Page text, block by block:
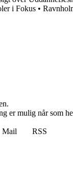
i Fokus •
er mulig når som
Mail
RSS